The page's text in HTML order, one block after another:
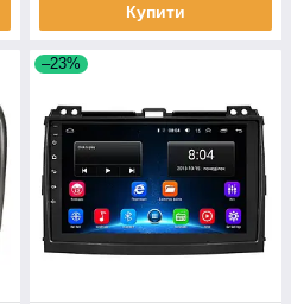
Купити
–23%